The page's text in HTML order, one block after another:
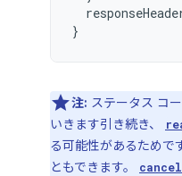
}
注: ステータス コ
いきます引き続き、
る可能性があるためで
ともできます。